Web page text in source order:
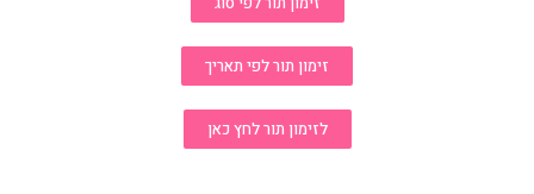
זימון תור לפי תאריך
לזימון תור לחץ כאן